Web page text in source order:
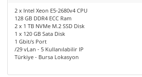
2 x Intel Xeon E5-2680v4 CPU
128 GB DDR4 ECC Ram
2 x 1 TB NVMe M.2 SSD Disk
1 x 120 GB Sata Disk
1 Gbit/s Port
/29 vLan - 5 Kullanılabilir IP
Türkiye - Bursa Lokasyon